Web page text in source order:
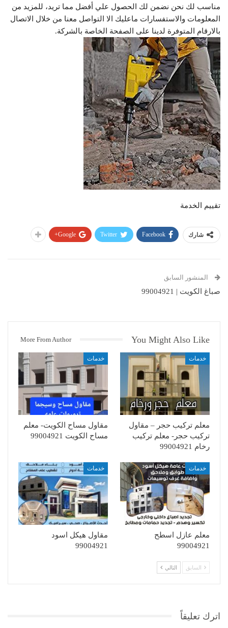
مناسب لك نحن نضمن لك الحصول علي أفضل مما تريد، للمزيد من
المعلومات والاستفسارات ماعليك الا التواصل معنا من خلال الاتصال
بالارقام المتوفرة لدينا على الصفحة الخاصة بالشركة.
تقييم الخدمة
شارك Facebook
Twitter
Google+
المنشور السابق
صباغ الكويت | 99004921
You Might Also Like
More From Author
خدمات
معلم تركيب حجر – مقاول
تركيب حجر- معلم تركيب
رخام 99004921
خدمات
مقاول مساح الكويت- معلم
مساح الكويت 99004921
خدمات
معلم عازل اسطح
99004921
خدمات
مقاول هيكل اسود
99004921
السابق التالي
اترك تعليقاً